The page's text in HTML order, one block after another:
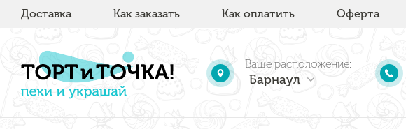
Доставка Как заказать Как оплатить Оферта
Ваше расположение:
Барнаул